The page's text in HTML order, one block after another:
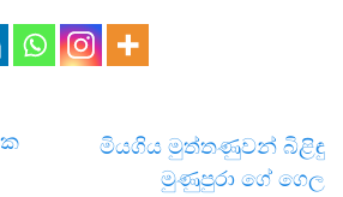
මියගිය මුත්තණුවන් බිළිඳු
මුණුපුරා ගේ ගෙල